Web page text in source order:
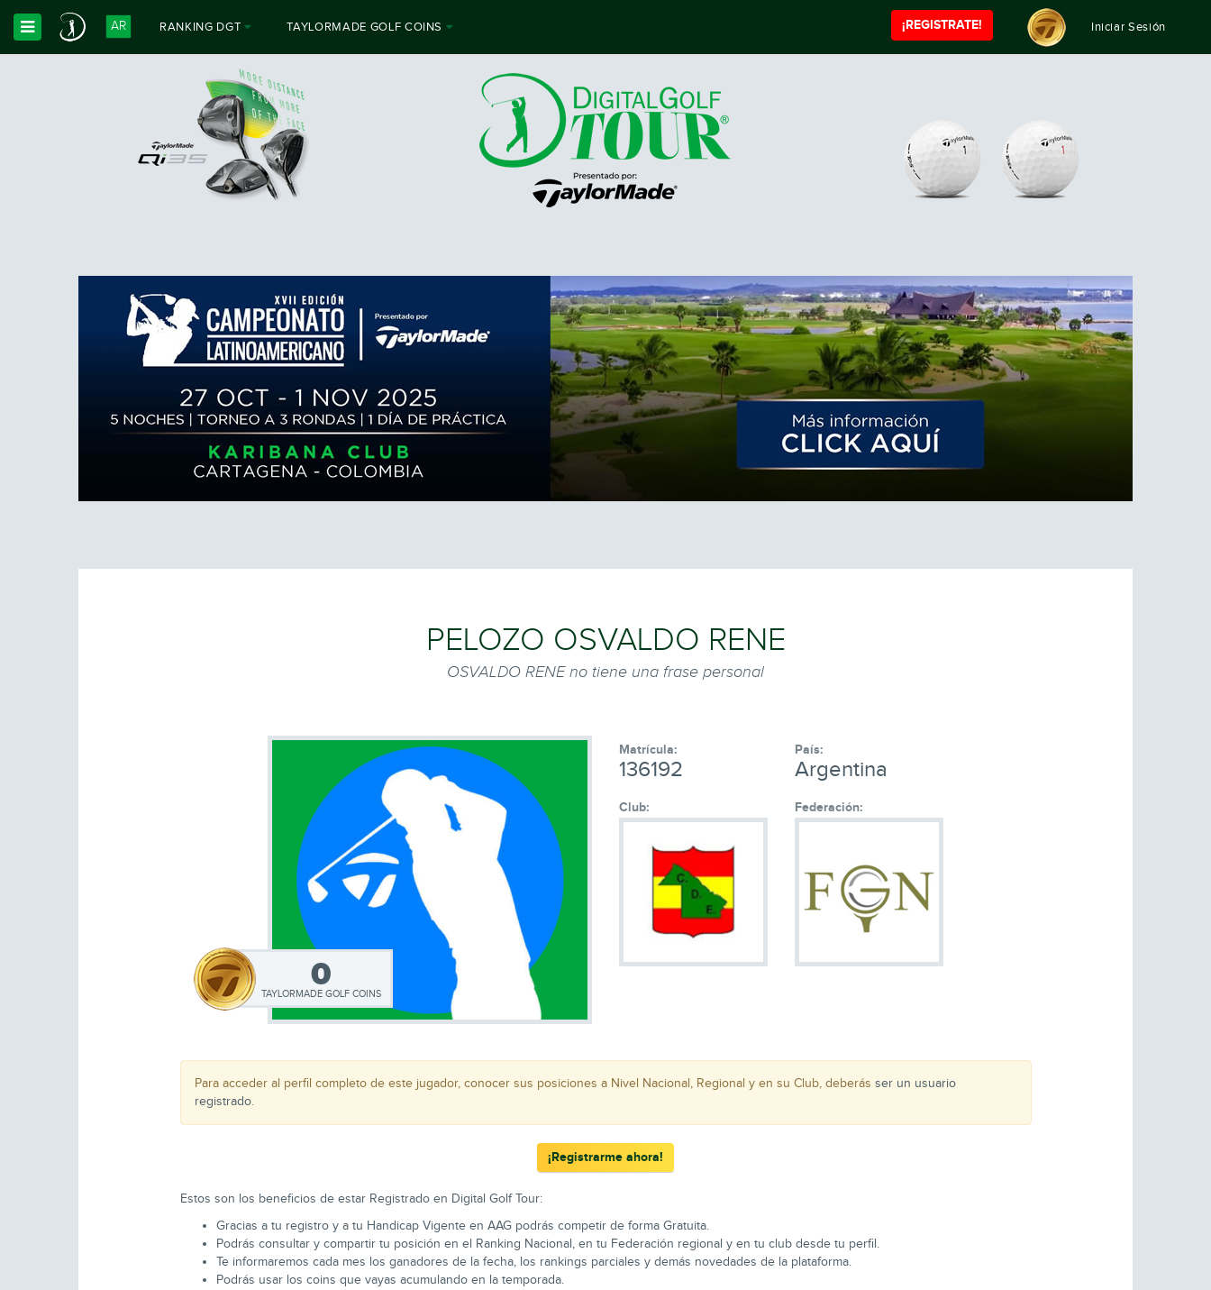
Toggle Dropdown
AR RANKING DGT TAYLORMADE GOLF COINS Iniciar Sesión
¡REGISTRATE!
PELOZO OSVALDO RENE
OSVALDO RENE no tiene una frase personal
0
TAYLORMADE GOLF COINS
Matrícula:
136192
País:
Argentina
Club: Federación:
Para acceder al perfil completo de este jugador, conocer sus posiciones a Nivel Nacional, Regional y en su Club, deberás ser un usuario
registrado.
¡Registrarme ahora!
Estos son los beneficios de estar Registrado en Digital Golf Tour:
Gracias a tu registro y a tu Handicap Vigente en AAG podrás competir de forma Gratuita.
Podrás consultar y compartir tu posición en el Ranking Nacional, en tu Federación regional y en tu club desde tu perfil.
Te informaremos cada mes los ganadores de la fecha, los rankings parciales y demás novedades de la plataforma.
Podrás usar los coins que vayas acumulando en la temporada.